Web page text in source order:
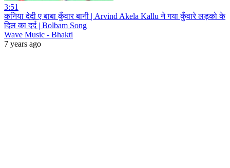
3:51
कनिया देदी ए बाबा कुँवार बानी | Arvind Akela Kallu ने गया कुँवारे लड़को के
दिल का दर्द | Bolbam Song
Wave Music - Bhakti
7 years ago